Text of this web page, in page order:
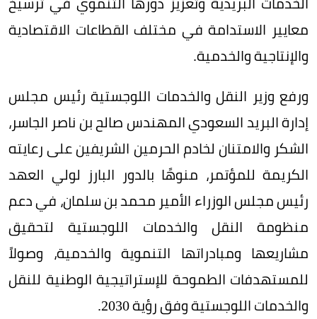
معايير الاستدامة في مختلف القطاعات الاقتصادية
والإنتاجية والخدمية.
ورفع وزير النقل والخدمات اللوجستية رئيس مجلس
إدارة البريد السعودي المهندس صالح بن ناصر الجاسر،
الشكر والامتنان لخادم الحرمين الشريفين على رعايته
الكريمة للمؤتمر، منوهًا بالدور البارز لولي العهد
رئيس مجلس الوزراء الأمير محمد بن سلمان، في دعم
منظومة النقل والخدمات اللوجستية لتحقيق
مشاريعها ومبادراتها التنموية والخدمية، وصولاً
للمستهدفات الطموحة للإستراتيجية الوطنية للنقل
والخدمات اللوجستية وفق رؤية 2030.